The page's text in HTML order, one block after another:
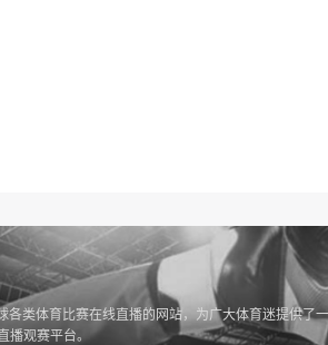
各类体育比赛在线直播的网站，为广大体育迷提供了
观赛平台。